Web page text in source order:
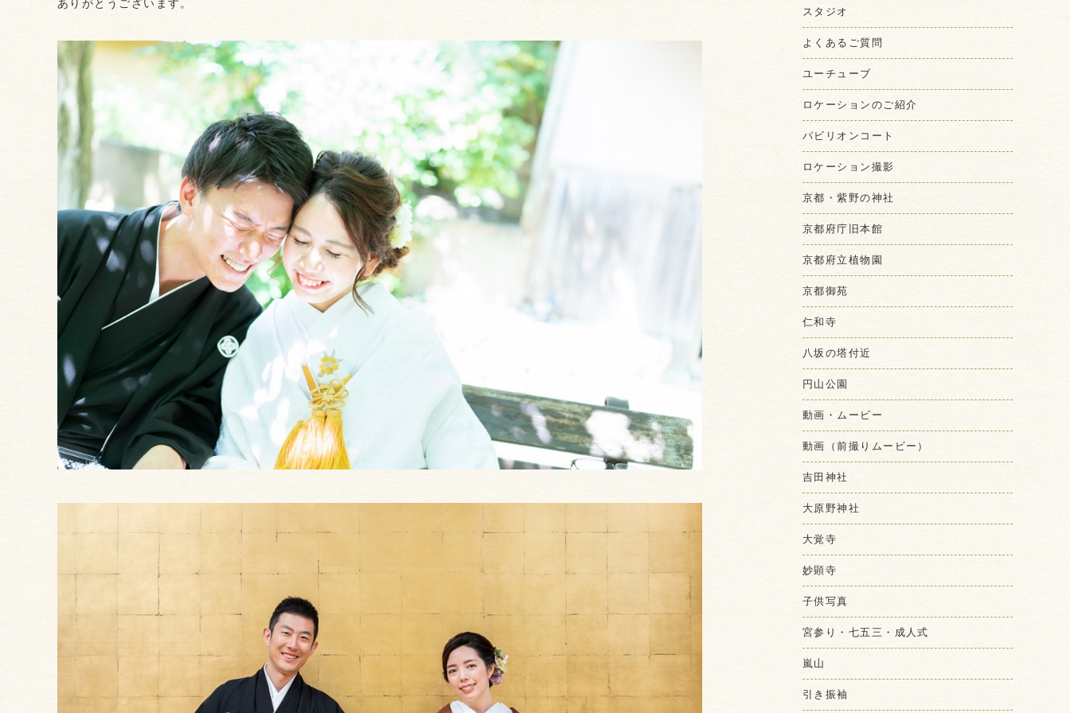
ありがとうございます。
スタジオ
よくあるご質問
ユーチューブ
ロケーションのご紹介
パビリオンコート
ロケーション撮影
京都・紫野の神社
京都府庁旧本館
京都府立植物園
京都御苑
仁和寺
八坂の塔付近
円山公園
動画・ムービー
動画（前撮りムービー）
吉田神社
大原野神社
大覚寺
妙顕寺
子供写真
宮参り・七五三・成人式
嵐山
引き振袖